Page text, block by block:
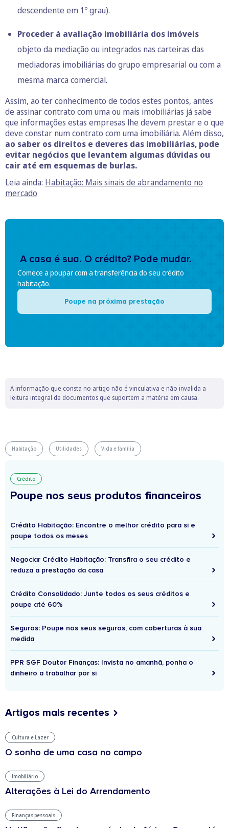
descendente em 1º grau).
Proceder à avaliação imobiliária dos imóveis
objeto da mediação ou integrados nas carteiras das
mediadoras imobiliárias do grupo empresarial ou com a
mesma marca comercial.
Assim, ao ter conhecimento de todos estes pontos, antes
de assinar contrato com uma ou mais imobiliárias já sabe
que informações estas empresas lhe devem prestar e o que
deve constar num contrato com uma imobiliária. Além disso,
ao saber os direitos e deveres das imobiliárias, pode
evitar negócios que levantem algumas dúvidas ou
cair até em esquemas de burlas.
Leia ainda: Habitação: Mais sinais de abrandamento no
mercado
A casa é sua. O crédito? Pode mudar.
Comece a poupar com a transferência do seu crédito
habitação.
Poupe na próxima prestação
A informação que consta no artigo não é vinculativa e não invalida a
leitura integral de documentos que suportem a matéria em causa.
Habitação Utilidades Vida e família
Crédito
Poupe nos seus produtos financeiros
Crédito Habitação: Encontre o melhor crédito para si e
poupe todos os meses
Negociar Crédito Habitação: Transfira o seu crédito e
reduza a prestação da casa
Crédito Consolidado: Junte todos os seus créditos e
poupe até 60%
Seguros: Poupe nos seus seguros, com coberturas à sua
medida
PPR SGF Doutor Finanças: Invista no amanhã, ponha o
dinheiro a trabalhar por si
Artigos mais recentes
Cultura e Lazer
O sonho de uma casa no campo
Imobiliário
Alterações à Lei do Arrendamento
Finanças pessoais